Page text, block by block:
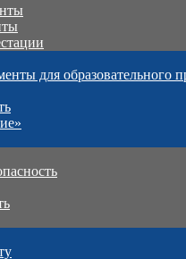
для образовательного